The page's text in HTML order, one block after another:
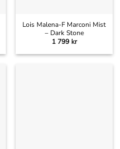
Lois Malena-F Marconi Mist
– Dark Stone
1 799 kr